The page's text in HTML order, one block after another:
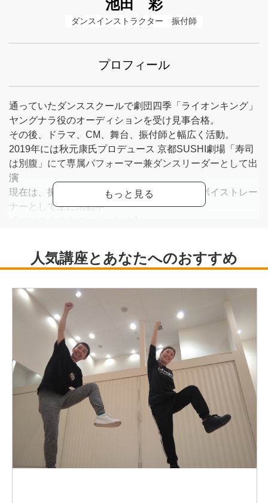
池田 彩
ダンスインストラクター　振付師
プロフィール
通っていたダンススクールで劇団四季「ライオンキング」
ヤングナラ役のオーディションを受け見事合格。
その後、ドラマ、CM、舞台、振付師と幅広く活動。
2019年には秋元康氏プロデュース 京都SUSHI劇場「寿司
は別腹」にて専属パフォーマー兼ダンスリーダーとして出
演
現在は、振付師、ダンスインストラクター、ボイストレー
ナーとして主に活動中
・JAZZ ダンス
・Hiphopダンス
・ボイストレーニング
【主な出演作品】
劇団四季「ライオンキング」ヤングナラ役
劇団四季「南十字星」アミナ•ミンチェ•ティエン役
「ダンスレボリューション」仁科ゆりか役
『魔劇「今日からマ王!」魔王再降臨』アンサンブル
『魔劇「今日からマ王!」～魔王暴走編～』アンサンブル
御座船安宅丸 ダンサー、シンガー、アクター
アートエンターテイメントショー
「θρύλος スリロス 」
アートエンターテイメントショー
「blood」
京都SUSHI劇場「寿司は別腹」